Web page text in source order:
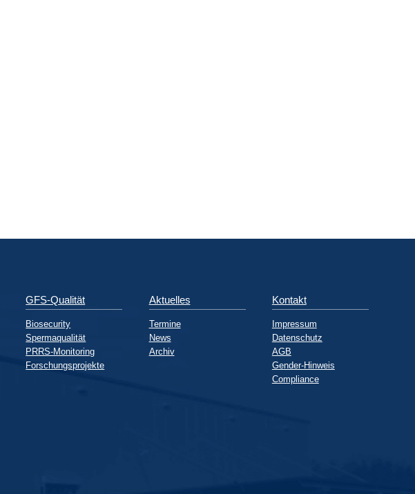
GFS-Qualität
Biosecurity
Spermaqualität
PRRS-Monitoring
Forschungsprojekte
Aktuelles
Termine
News
Archiv
Kontakt
Impressum
Datenschutz
AGB
Gender-Hinweis
Compliance